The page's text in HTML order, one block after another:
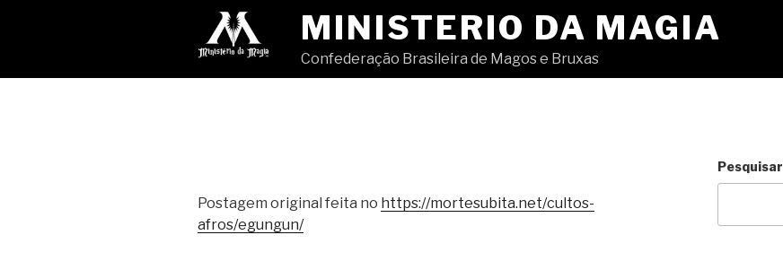
conteúdo
MINISTERIO DA MAGIA
Confederação Brasileira de Magos e Bruxas
Postagem original feita no https://mortesubita.net/cultos-
afros/egungun/
Pesquisar